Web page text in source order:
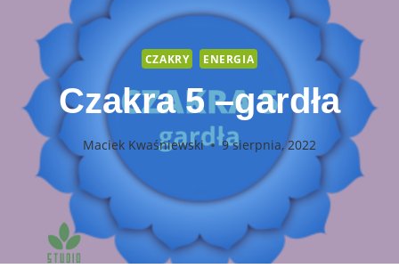
CZAKRY ENERGIA
Czakra 5 –gardła
Maciek Kwaśniewski 9 sierpnia, 2022